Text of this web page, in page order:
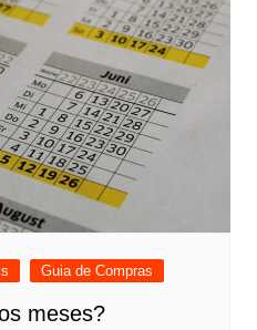
Guia de Compras
meses?